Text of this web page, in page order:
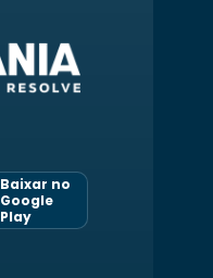
Baixar no
Google
Play